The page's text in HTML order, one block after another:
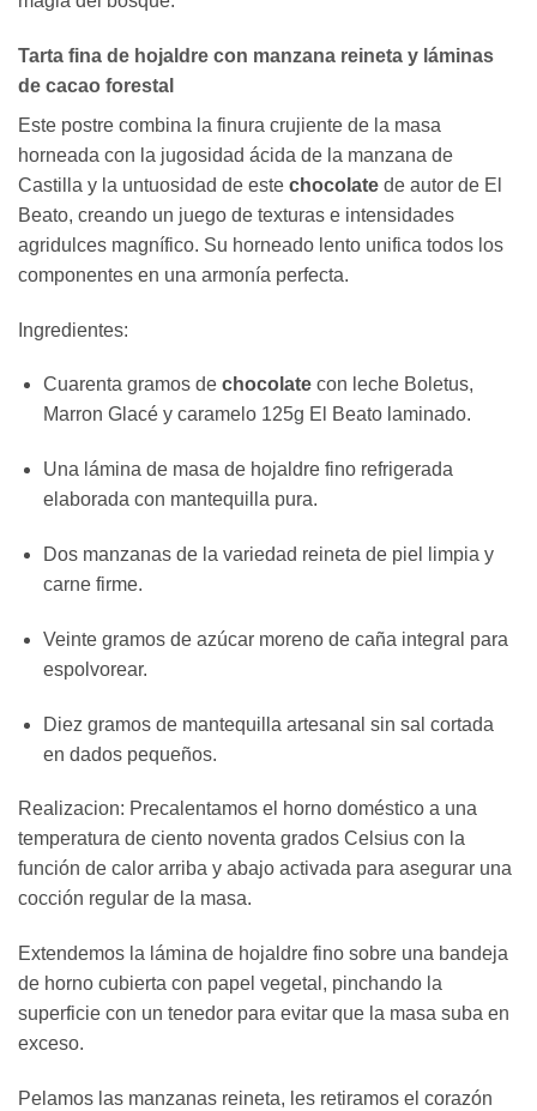
Tarta fina de hojaldre con manzana reineta y láminas
de cacao forestal
Este postre combina la finura crujiente de la masa
horneada con la jugosidad ácida de la manzana de
Castilla y la untuosidad de este chocolate de autor de El
Beato, creando un juego de texturas e intensidades
agridulces magnífico. Su horneado lento unifica todos los
componentes en una armonía perfecta.
Ingredientes:
Cuarenta gramos de chocolatecon leche Boletus,
Marron Glacé y caramelo 125g El Beato laminado.
Una lámina de masa de hojaldre fino refrigerada
elaborada con mantequilla pura.
Dos manzanas de la variedad reineta de piel limpia y
carne firme.
Veinte gramos de azúcar moreno de caña integral para
espolvorear.
Diez gramos de mantequilla artesanal sin sal cortada
en dados pequeños.
Realizacion: Precalentamos el horno doméstico a una
temperatura de ciento noventa grados Celsius con la
función de calor arriba y abajo activada para asegurar una
cocción regular de la masa.
Extendemos la lámina de hojaldre fino sobre una bandeja
de horno cubierta con papel vegetal, pinchando la
superficie con un tenedor para evitar que la masa suba en
exceso.
Pelamos las manzanas reineta, les retiramos el corazón